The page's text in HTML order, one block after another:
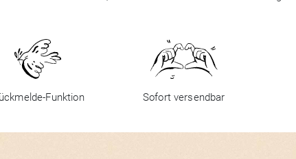
Funktion Sofort versendbar